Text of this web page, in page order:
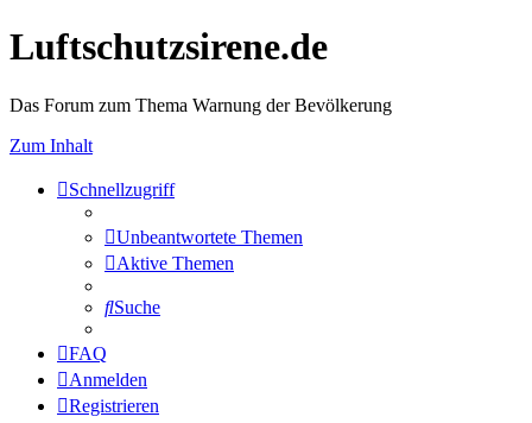
Luftschutzsirene.de
Das Forum zum Thema Warnung der Bevölkerung
Zum Inhalt
Schnellzugriff
Unbeantwortete Themen
Aktive Themen
Suche
FAQ
Anmelden
Registrieren